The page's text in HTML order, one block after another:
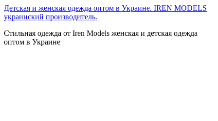
Перейти
к
Детская и женская одежда оптом в Украине. IREN MODELS
украинский производитель.
Стильная одежда от Iren Models женская и детская одежда
оптом в Украине